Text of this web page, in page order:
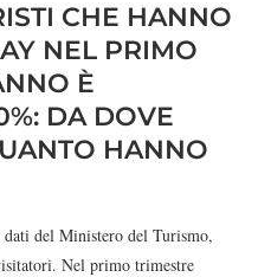
CHE HANNO
NEL PRIMO
È
DA DOVE
HANNO
del Ministero del Turismo,
Nel primo trimestre